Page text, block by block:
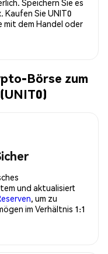
Speichern Sie es
Kaufen Sie UNIT0
mit dem Handel oder
Börse zum
und aktualisiert
, um zu
im Verhältnis 1:1